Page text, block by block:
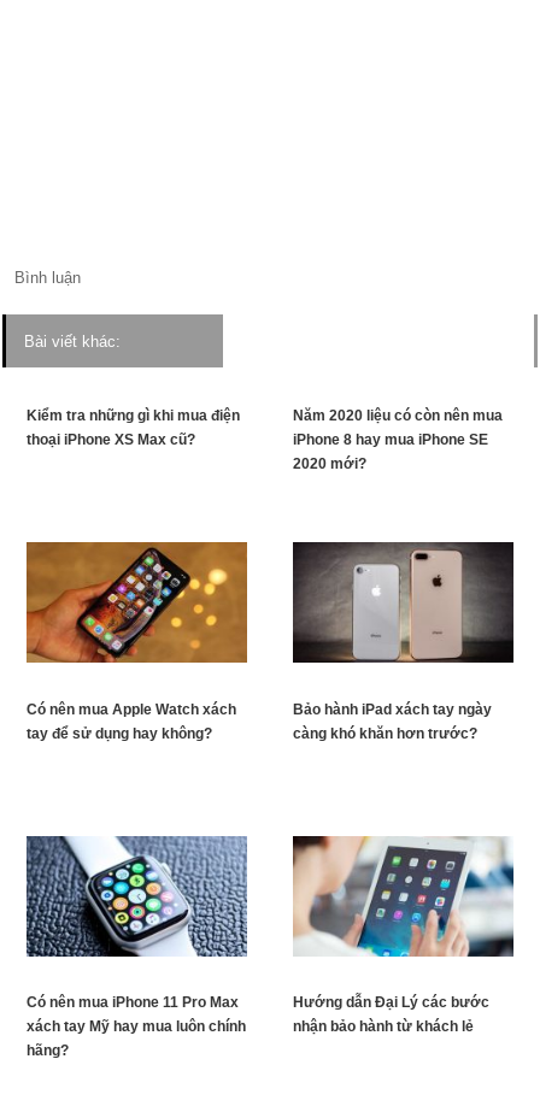
Bình luận
Bài viết khác:
Kiểm tra những gì khi mua điện
thoại iPhone XS Max cũ?
Năm 2020 liệu có còn nên mua
iPhone 8 hay mua iPhone SE
2020 mới?
Có nên mua Apple Watch xách
tay để sử dụng hay không?
Bảo hành iPad xách tay ngày
càng khó khăn hơn trước?
Có nên mua iPhone 11 Pro Max
xách tay Mỹ hay mua luôn chính
hãng?
Hướng dẫn Đại Lý các bước
nhận bảo hành từ khách lẻ